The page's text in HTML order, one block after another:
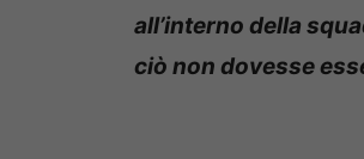
all’interno della
ciò non dovesse